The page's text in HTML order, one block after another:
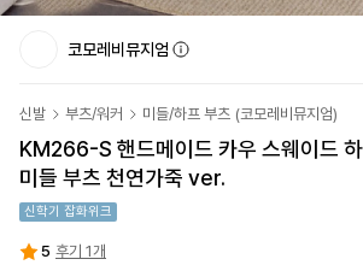
코모레비뮤지엄
신발 부츠/워커 미들/하프 부츠 (코모레비뮤지엄)
KM266-S 핸드메이드 카우 스웨이드
미들 부츠 천연가죽 ver.
신학기 잡화위크
5 후기 1개